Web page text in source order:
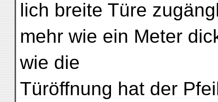
lich breite Türe
mehr wie ein Meter
wie die
Türöffnung hat der